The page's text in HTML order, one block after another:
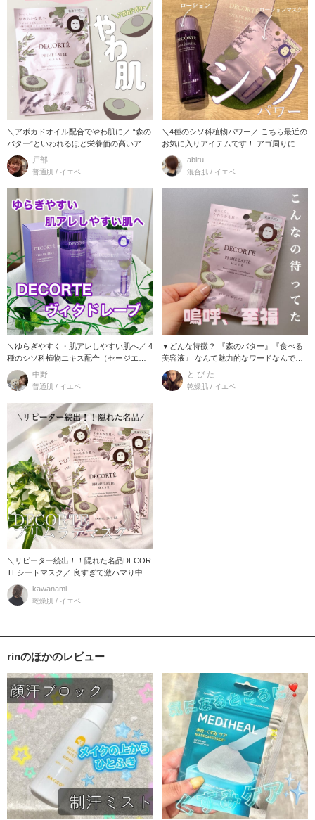
＼アボカドオイル配合でやわ肌に／ “森の
バター”といわれるほど栄養価の高いアボ
カドを
戸部
普通肌 / イエベ
＼4種のシソ科植物パワー／ こちら最近の
お気に入りアイテムです！ アゴ周りにで
きる
abiru
混合肌 / イエベ
＼ゆらぎやすく・肌アレしやすい肌へ／ 4
種のシソ科植物エキス配合（セージエキ
ス・シソ
中野
普通肌 / イエベ
▼どんな特徴？ 『森のバター』『食べる
美容液』 なんて魅力的なワードなんでし
ょう。
と び た
乾燥肌 / イエベ
＼リピーター続出！！隠れた名品DECOR
TEシートマスク／ 良すぎて激ハマり中の
シー
kawanami
乾燥肌 / イエベ
rinのほかのレビュー